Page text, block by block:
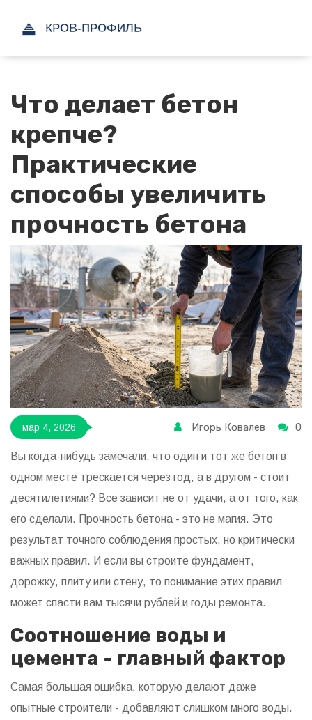
Что делает бетон
крепче?
Практические
способы увеличить
прочность бетона
мар 4, 2026 Игорь Ковалев 0
Вы когда-нибудь замечали, что один и тот же бетон в
одном месте трескается через год, а в другом - стоит
десятилетиями? Все зависит не от удачи, а от того, как
его сделали. Прочность бетона - это не магия. Это
результат точного соблюдения простых, но критически
важных правил. И если вы строите фундамент,
дорожку, плиту или стену, то понимание этих правил
может спасти вам тысячи рублей и годы ремонта.
Соотношение воды и
цемента - главный фактор
Самая большая ошибка, которую делают даже
опытные строители - добавляют слишком много воды.